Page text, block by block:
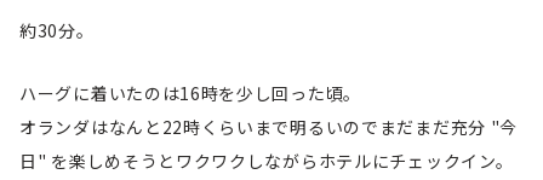
約30分。
ハーグに着いたのは16時を少し回った頃。
オランダはなんと22時くらいまで明るいのでまだまだ充分 "今
日" を楽しめそうとワクワクしながらホテルにチェックイン。